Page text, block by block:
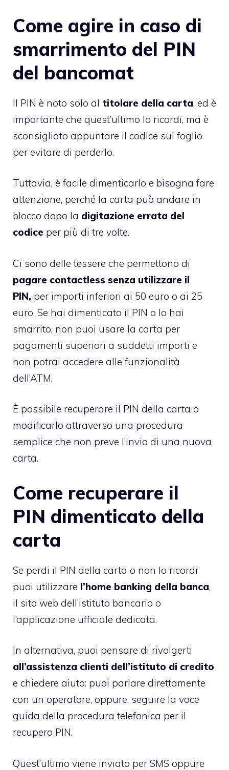
Come agire in caso di
smarrimento del PIN
del bancomat
Il PIN è noto solo al titolare della carta, ed è
importante che quest’ultimo lo ricordi, ma è
sconsigliato appuntare il codice sul foglio
per evitare di perderlo.
Tuttavia, è facile dimenticarlo e bisogna fare
attenzione, perché la carta può andare in
blocco dopo la digitazione errata del
codice per più di tre volte.
Ci sono delle tessere che permettono di
pagare contactless senza utilizzare il
PIN, per importi inferiori ai 50 euro o ai 25
euro. Se hai dimenticato il PIN o lo hai
smarrito, non puoi usare la carta per
pagamenti superiori a suddetti importi e
non potrai accedere alle funzionalità
dell’ATM.
È possibile recuperare il PIN della carta o
modificarlo attraverso una procedura
semplice che non preve l’invio di una nuova
carta.
Come recuperare il
PIN dimenticato della
carta
Se perdi il PIN della carta o non lo ricordi
puoi utilizzare l’home banking della banca,
il sito web dell’istituto bancario o
l’applicazione ufficiale dedicata.
In alternativa, puoi pensare di rivolgerti
all’assistenza clienti dell’istituto di credito
e chiedere aiuto: puoi parlare direttamente
con un operatore, oppure, seguire la voce
guida della procedura telefonica per il
recupero PIN.
Quest’ultimo viene inviato per SMS oppure